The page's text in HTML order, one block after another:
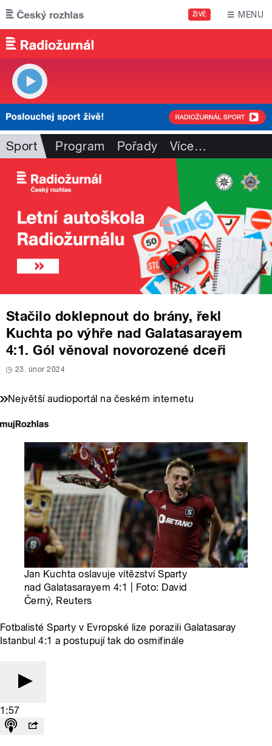
Přejít k hlavnímu obsahu
ŽIVĚ MENU
Sport Program Pořady Více…
Stačilo doklepnout do brány, řekl
Kuchta po výhře nad Galatasarayem
4:1. Gól věnoval novorozené dceři
23. únor 2024
Největší audioportál na českém internetu
Jan Kuchta oslavuje vítězství Sparty
nad Galatasarayem 4:1 | Foto: David
Černý, Reuters
Fotbalisté Sparty v Evropské lize porazili Galatasaray
Istanbul 4:1 a postupují tak do osmifinále
1:57